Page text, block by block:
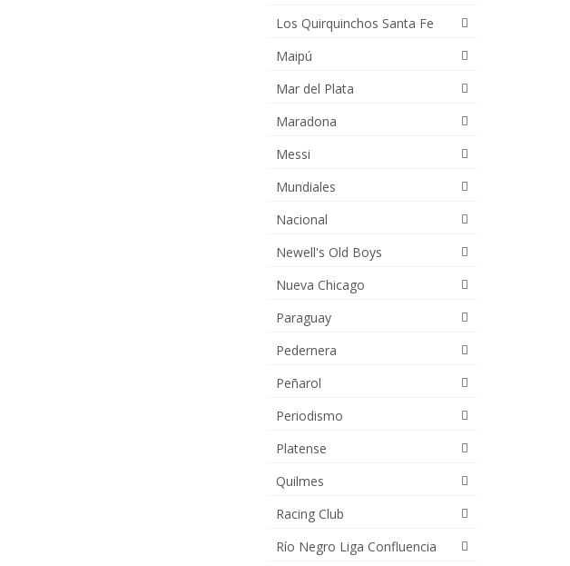
Los Quirquinchos Santa Fe
Maipú
Mar del Plata
Maradona
Messi
Mundiales
Nacional
Newell's Old Boys
Nueva Chicago
Paraguay
Pedernera
Peñarol
Periodismo
Platense
Quilmes
Racing Club
Río Negro Liga Confluencia